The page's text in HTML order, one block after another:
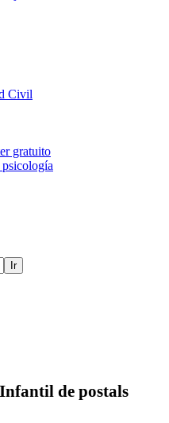
Civil
gratuito
Ir
de postals